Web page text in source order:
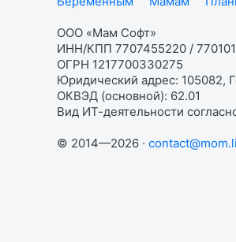
ООО «Мам Софт»
ИНН/КПП 7707455220 /
ОГРН 1217700330275
Юридический адрес: 105082,
ОКВЭД (основной): 62.01
Вид ИТ-деятельности
© 2014—2026 ·